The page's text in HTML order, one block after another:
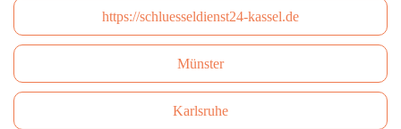
https://schluesseldienst24-kassel.de
Münster
Karlsruhe